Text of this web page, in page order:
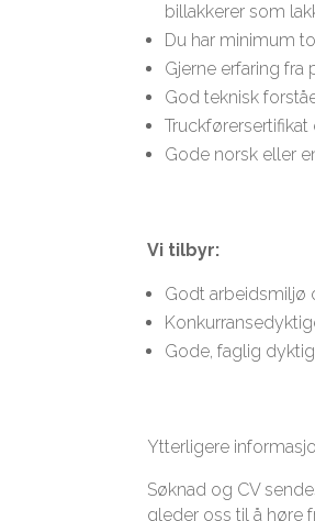
billakkerer som
Du har minimum
Gjerne erfaring
God teknisk
Truckførersertifikat
Gode norsk eller
Vi tilbyr:
Godt arbeidsmiljø
Gode, faglig
Ytterligere
Søknad og CV
gleder oss til å høre